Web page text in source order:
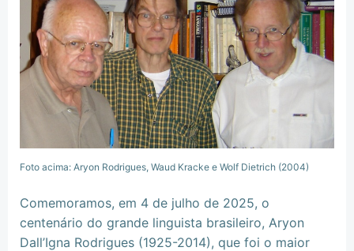
Foto acima: Aryon Rodrigues, Waud Kracke e Wolf Dietrich (2004)
Comemoramos, em 4 de julho de 2025, o
centenário do grande linguista brasileiro, Aryon
Dall’Igna Rodrigues (1925-2014), que foi o maior